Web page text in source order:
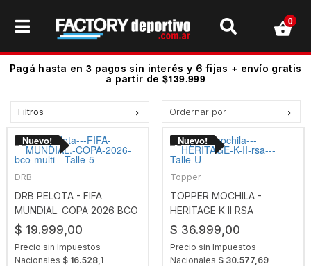
Pagá hasta en 3 pagos sin interés y 6 fijas + envío gratis
a partir de $139.999
0
Filtros
Ordernar por
Precio más alto.
Los más vendidos
Mejor Valoradas
A - Z
Z - A
Fecha de lanzamiento
DRB
DRB PELOTA - FIFA
MUNDIAL. COPA 2026 BCO
MULTI
$ 19.999,00
Precio sin Impuestos
Nacionales $ 16.528,1
Topper
TOPPER MOCHILA -
HERITAGE K II RSA
$ 36.999,00
Precio sin Impuestos
Nacionales $ 30.577,69